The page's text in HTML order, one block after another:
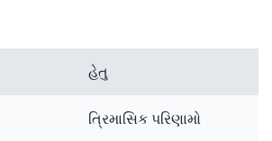
હેતુ
ત્રિમાસિક પરિણામો